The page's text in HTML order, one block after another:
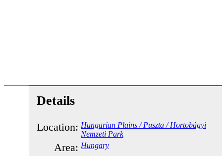
Details
Location: Hungarian Plains / Puszta / Hortobágyi
Nemzeti Park
Area: Hungary